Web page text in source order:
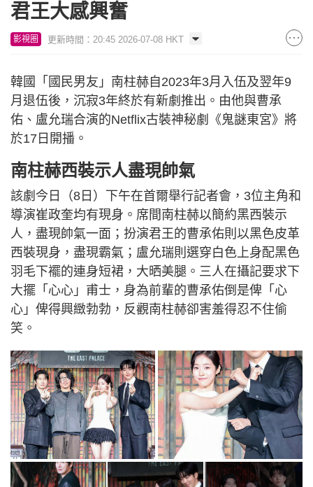
君王大感興奮
影視圈 更新時間：20:45 2026-07-08 HKT
韓國「國民男友」南柱赫自2023年3月入伍及翌年9
月退伍後，沉寂3年終於有新劇推出。由他與曹承
佑、盧允瑞合演的Netflix古裝神秘劇《鬼謎東宮》將
於17日開播。
南柱赫西裝示人盡現帥氣
該劇今日（8日）下午在首爾舉行記者會，3位主角和
導演崔政奎均有現身。席間南柱赫以簡約黑西裝示
人，盡現帥氣一面；扮演君王的曹承佑則以黑色皮革
西裝現身，盡現霸氣；盧允瑞則選穿白色上身配黑色
羽毛下襬的連身短裙，大晒美腿。三人在攝記要求下
大擺「心心」甫士，身為前輩的曹承佑倒是俾「心
心」俾得興緻勃勃，反觀南柱赫卻害羞得忍不住偷
笑。